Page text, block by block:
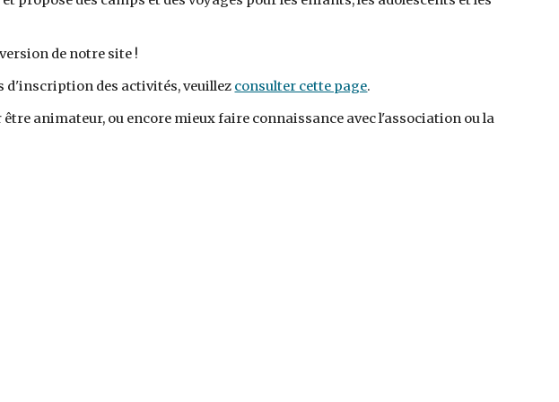
de notre site !
d'inscription des activités, veuillez consulter cette page.
animateur, ou encore mieux faire connaissance avec l'association ou la